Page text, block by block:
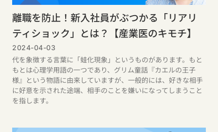
離職を防止！新入社員がぶつかる「リアリ
ティショック」とは？【産業医のキモチ】
2024-04-03
代を象徴する言葉に「蛙化現象」というものがあります。もと
もとは心理学用語の一つであり、グリム童話『カエルの王子
様』という物語に由来していますが、一般的には、好きな相手
に好意を示された途端、相手のことを嫌いになってしまうこと
を指します。